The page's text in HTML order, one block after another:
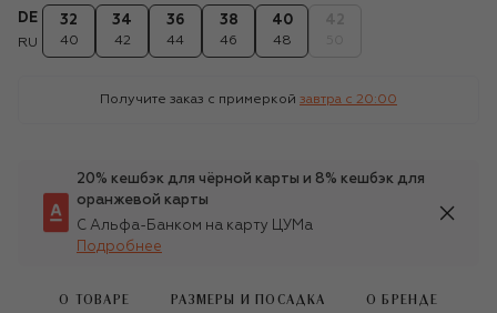
DE
RU
32
40
34
42
36
44
38
46
40
48
Получите заказ с примеркой завтра c 20:00
20% кешбэк для чёрной карты и 8% кешбэк для
оранжевой карты
С Альфа-Банком на карту ЦУМа
Подробнее
О ТОВАРЕ РАЗМЕРЫ И ПОСАДКА О БРЕНДЕ